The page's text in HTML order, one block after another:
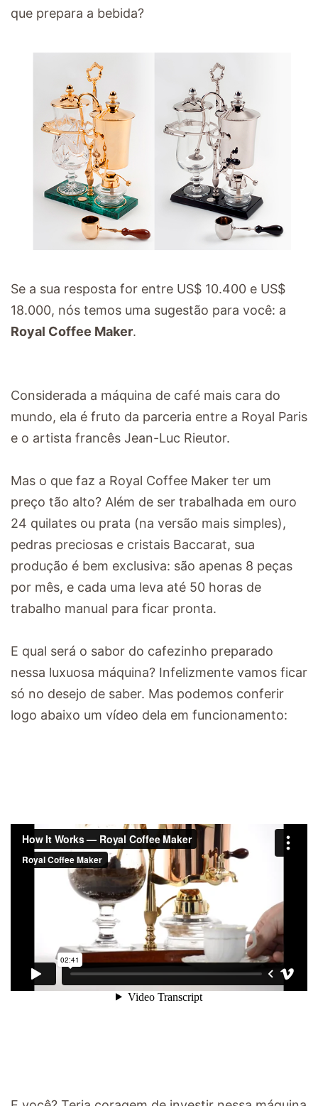
que prepara a bebida?
Se a sua resposta for entre US$ 10.400 e US$
18.000, nós temos uma sugestão para você: a
Royal Coffee Maker.
Considerada a máquina de café mais cara do
mundo, ela é fruto da parceria entre a Royal Paris
e o artista francês Jean-Luc Rieutor.
Mas o que faz a Royal Coffee Maker ter um
preço tão alto? Além de ser trabalhada em ouro
24 quilates ou prata (na versão mais simples),
pedras preciosas e cristais Baccarat, sua
produção é bem exclusiva: são apenas 8 peças
por mês, e cada uma leva até 50 horas de
trabalho manual para ficar pronta.
E qual será o sabor do cafezinho preparado
nessa luxuosa máquina? Infelizmente vamos ficar
só no desejo de saber. Mas podemos conferir
logo abaixo um vídeo dela em funcionamento: